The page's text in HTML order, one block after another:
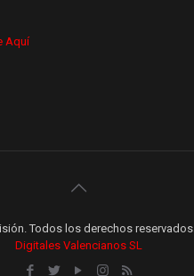
Aquí
Todos los derechos reservados.
Digitales Valencianos SL